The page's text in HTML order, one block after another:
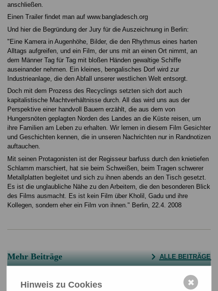
anschließen.
Einen Trailer findet man auf www.bangladesch.org
Und hier die Begründung der Jury für die Auszeichnung in Berlin:
"Eine Kamera in Augenhöhe, Bilder, die den Rhythmus eines harten
Alltags aufgreifen, und ein Film, der uns mit an einen Ort nimmt, an
dem Männer Tag für Tag mit bloßen Händen gewaltige Schiffe
auseinander nehmen. Ein kleines, bengalisches Dorf wird zur
Industrieanlage, die den Abfall unserer westlichen Welt entsorgt.
Doch mit dem Prozess des Recyclings setzten sich dort auch
kapitalistische Machtverhältnisse durch. All das wird uns aus der
Perspektive einer handvoll Bauern erzählt, die aus dem von
Hungersnöten geplagten Norden des Landes an die Küste reisen, um
ihre Familien am Leben zu erhalten. Wir lernen in diesem Film Gesichter
und Geschichten kennen, die in unseren Nachrichten nur in Randnotizen
auftauchen.
Mit seinen Protagonisten ist der Regisseur barfuss durch den knietiefen
Schlamm marschiert, hat sie beim Schweißen, beim Tragen schwerer
Metallplatten begleitet und sich zu ihnen abends an den Tisch gesetzt.
Es ist die unglaubliche Nähe zu den Arbeitern, die den besonderen Blick
des Films ausmacht. Es ist kein Film über Kholil, Gadu und ihre
Kollegen, sondern eher ein Film von ihnen." Berlin, 22.4. 2008
Mehr Beiträge ALLE BEITRÄGE
Vernetzen, Austauschen
Hinweis zu Cookies ✖